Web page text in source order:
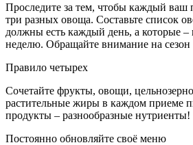
Проследите за тем, чтобы каждый
три разных овоща. Составьте список
должны есть каждый день, а которые
неделю. Обращайте внимание на сезон
Правило четырех
Сочетайте фрукты, овощи,
растительные жиры в каждом приеме
продукты – разнообразные нутриенты!
Постоянно обновляйте своё меню